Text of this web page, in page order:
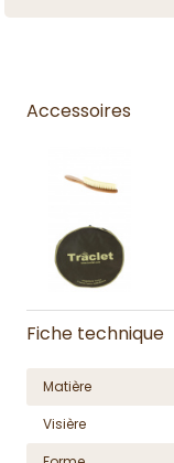
Accessoires
Fiche technique
Matière
Visière